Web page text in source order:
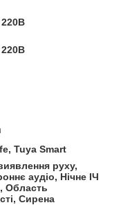
Tuya Smart
руху,
аудіо, Нічне ІЧ
Область
Сирена